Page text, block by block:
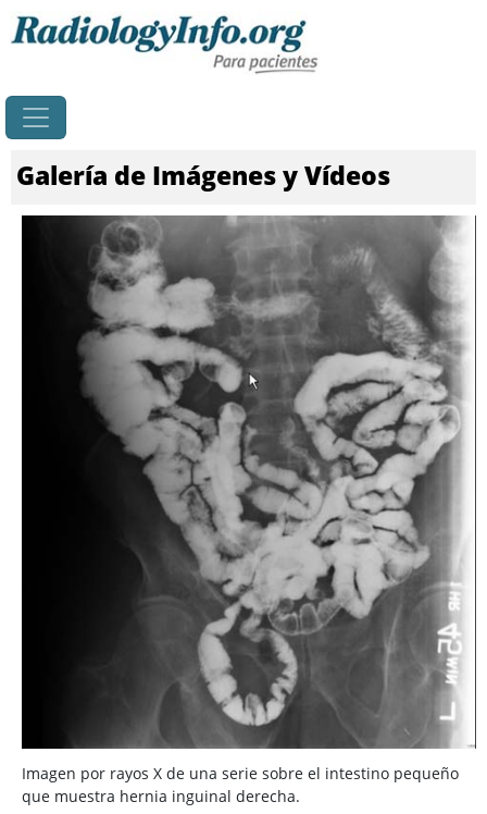
Galería de Imágenes y Vídeos
Imagen por rayos X de una serie sobre el intestino pequeño
que muestra hernia inguinal derecha.